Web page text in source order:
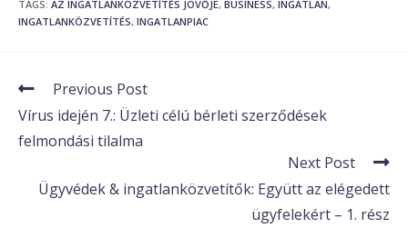
TAGS: AZ INGATLANKÖZVETÍTÉS JÖVŐJE, BUSINESS, INGATLAN,
INGATLANKÖZVETÍTÉS, INGATLANPIAC
Previous Post
Vírus idején 7.: Üzleti célú bérleti szerződések
felmondási tilalma
Next Post
Ügyvédek & ingatlanközvetítők: Együtt az elégedett
ügyfelekért – 1. rész